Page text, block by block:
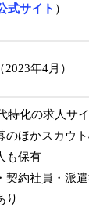
式サイト ）
2023年4月）
特化の求人サ
のほかスカウ
も保有
契約社員・派
り